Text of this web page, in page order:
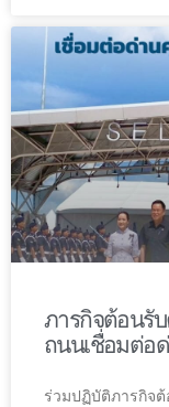
ภารกิจต้อนรั
ถนนเชื่อมต่อ
ร่วมปฏิบัติภารกิจ